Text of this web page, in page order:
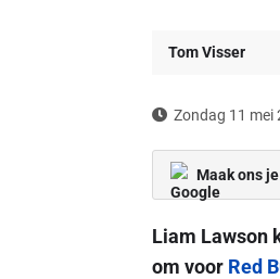
Tom Visser
Zondag 11 mei
Maak ons
Liam Lawson
om voor Red